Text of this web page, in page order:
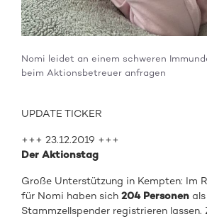
Nomi leidet an einem schweren
beim Aktionsbetreuer anfragen
UPDATE TICKER
+++ 23.12.2019 +++
Der Aktionstag
Große Unterstützung in Kempten: Im
für Nomi haben sich204 Personen
Stammzellspender registrieren lassen.